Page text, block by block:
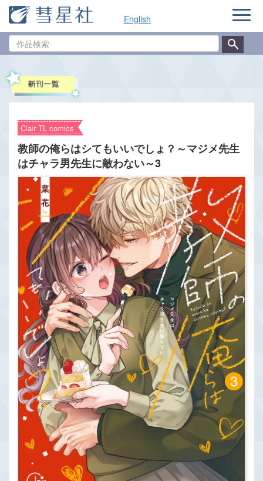
English
品
ナ
ゲ
Clair TL comics
教師の俺らはシてもいいでしょ？～マジメ先生
はチャラ男先生に敵わない～3